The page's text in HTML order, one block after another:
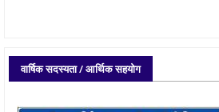
वार्षिक सदस्यता / आर्थिक सहयोग